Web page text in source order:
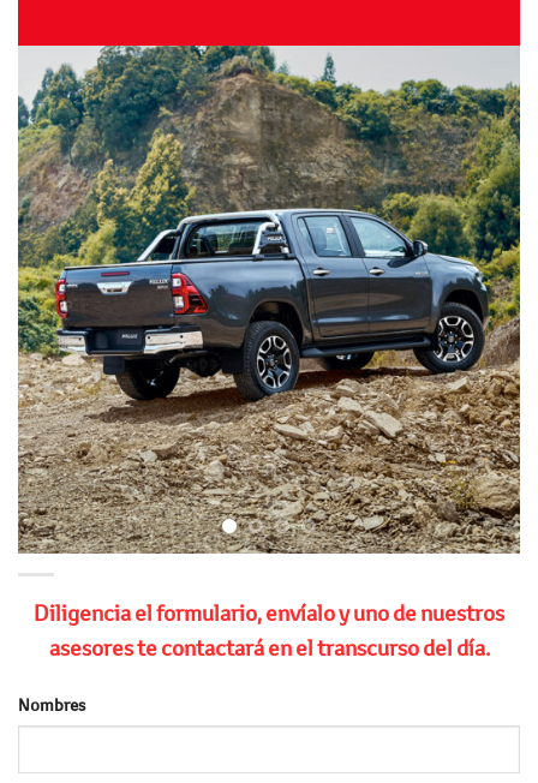
Diligencia el formulario, envíalo y uno de nuestros
asesores te contactará en el transcurso del día.
Nombres